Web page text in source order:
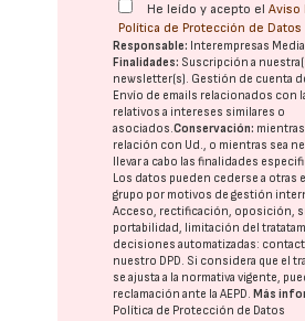
He leído y acepto elAviso
Política de Protección de Datos
Responsable: Interempresas
Finalidades: Suscripción a
newsletter(s). Gestión de cuenta
Envío de emails relacionados con
relativos a intereses similares o
asociados.Conservación:
relación con Ud., o mientras sea
llevar a cabo las finalidades
Los datos pueden cederse a otras
grupo por motivos de gestión
Acceso, rectificación, oposición,
portabilidad, limitación del
decisiones automatizadas:
nuestro DPD. Si considera que el
se ajusta a la normativa vigente,
reclamación ante laAEPD. Más
Política de Protección de Datos